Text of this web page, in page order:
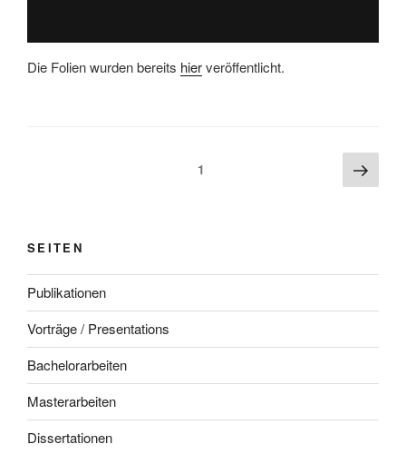
Die Folien wurden bereits hierveröffentlicht.
1
Seite
SEITEN
Publikationen
Vorträge / Presentations
Bachelorarbeiten
Masterarbeiten
Dissertationen